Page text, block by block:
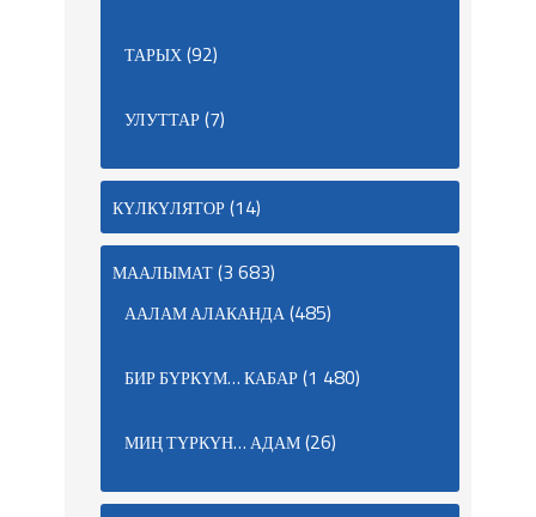
ТАРЫХ(92)
УЛУТТАР(7)
КҮЛКҮЛЯТОР(14)
МААЛЫМАТ(3 683)
ААЛАМ АЛАКАНДА(485)
БИР БҮРКҮМ… КАБАР(1 480)
МИҢ ТҮРКҮН… АДАМ(26)